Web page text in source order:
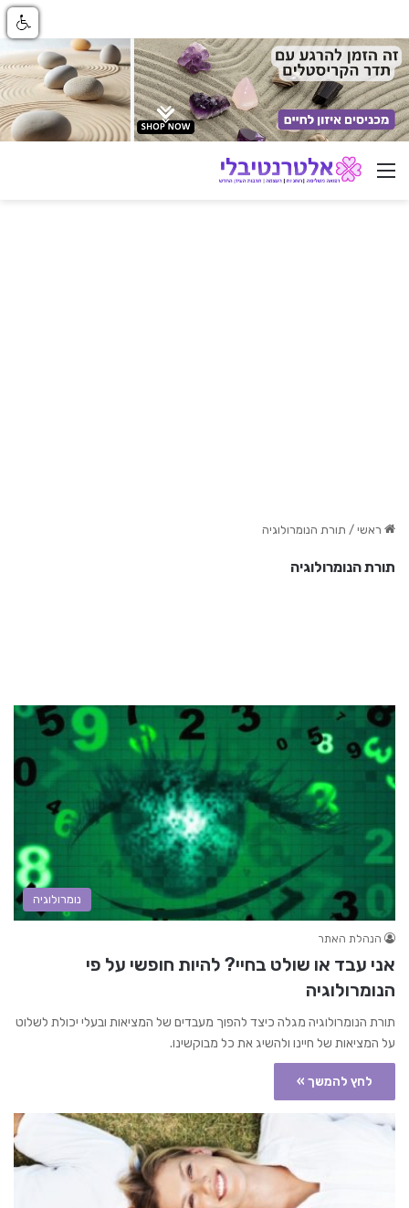
ניווט באתר
ראשי / תורת הנומרולוגיה
תורת הנומרולוגיה
נומרולוגיה
הנהלת האתר
אני עבד או שולט בחיי? להיות חופשי על פי
הנומרולוגיה
תורת הנומרולוגיה מגלה כיצד להפוך מעבדים של המציאות ובעלי יכולת לשלוט
על המציאות של חיינו ולהשיג את כל מבוקשינו.
לחץ להמשך »